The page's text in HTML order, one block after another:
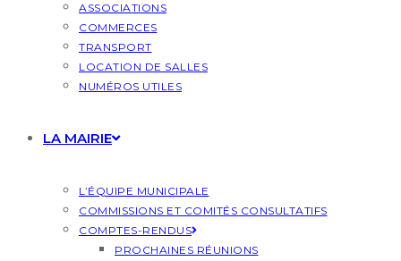
ASSOCIATIONS
COMMERCES
TRANSPORT
LOCATION DE SALLES
NUMÉROS UTILES
LA MAIRIE
L’ÉQUIPE MUNICIPALE
COMMISSIONS ET COMITÉS CONSULTATIFS
COMPTES-RENDUS
PROCHAINES RÉUNIONS